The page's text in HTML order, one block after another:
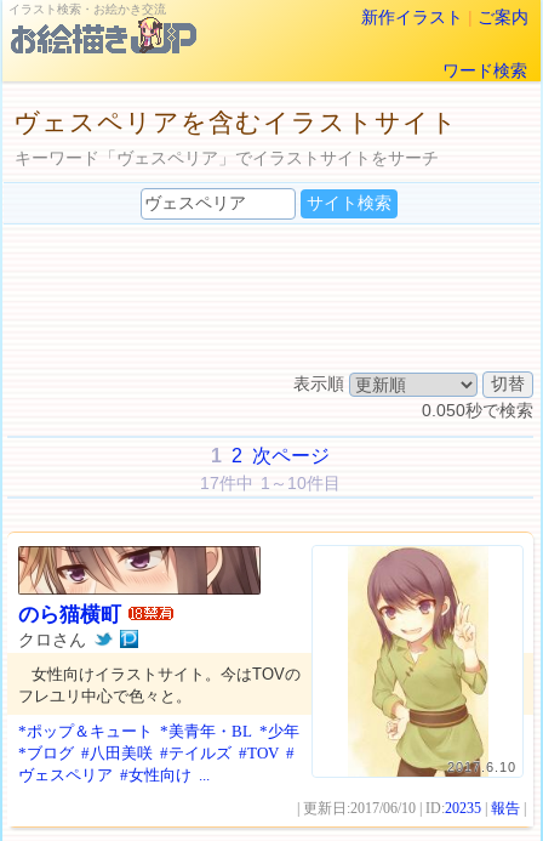
イラスト検索・お絵かき交流 新作イラスト | ご案内
ワード検索
ヴェスペリアを含むイラストサイト
キーワード「ヴェスペリア」でイラストサイトをサーチ
表示順
0.050秒で検索
1 2 次ページ
17件中 1～10件目
2017.6.10
のら猫横町
クロさん
女性向けイラストサイト。今はTOVの
フレユリ中心で色々と。
*ポップ＆キュート
*美青年・BL *少年
*ブログ #八田美咲 #テイルズ #TOV #
ヴェスペリア #女性向け ...
| 更新日:2017/06/10 | ID:20235 |報告